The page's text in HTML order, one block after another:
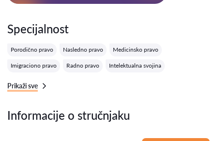
Specijalnost
Porodično pravo Nasledno pravo Medicinsko pravo
Imigraciono pravo Radno pravo Intelektualna svojina
Prikaži sve
Informacije o stručnjaku